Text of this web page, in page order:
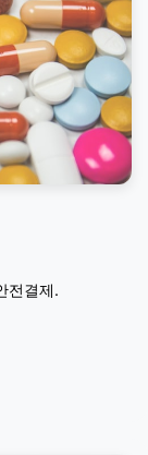
전결제.